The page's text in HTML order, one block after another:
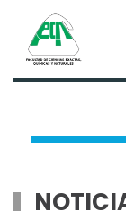
Skip to